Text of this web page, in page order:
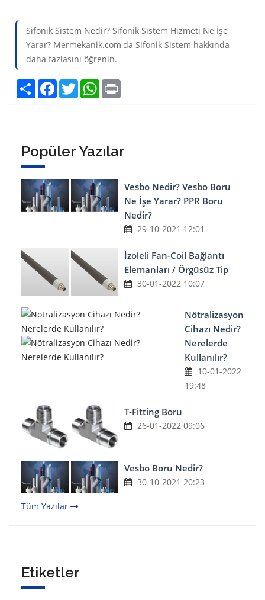
Sifonik Sistem Nedir? Sifonik Sistem Hizmeti Ne İşe
Yarar? Mermekanik.com'da Sifonik Sistem hakkında
daha fazlasını öğrenin.
Share FacebookTwitterWhatsApp
Popüler Yazılar
Vesbo Nedir? Vesbo Boru
Ne İşe Yarar? PPR Boru
Nedir?
29-10-2021 12:01
İzoleli Fan-Coil Bağlantı
Elemanları / Örgüsüz Tip
30-01-2022 10:07
Nötralizasyon
Cihazı Nedir?
Nerelerde
Kullanılır?
10-01-2022
19:48
T-Fitting Boru
26-01-2022 09:06
Vesbo Boru Nedir?
30-10-2021 20:23
Tüm Yazılar
Etiketler